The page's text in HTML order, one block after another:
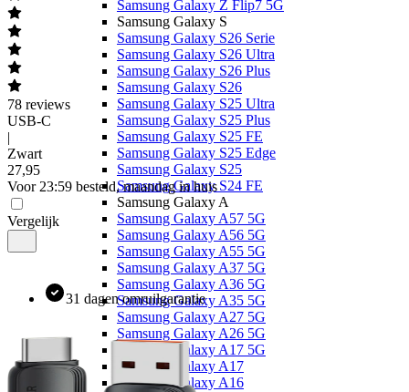
Samsung Galaxy Z Flip7 5G
Samsung Galaxy S
Samsung Galaxy S26 Serie
Samsung Galaxy S26 Ultra
Samsung Galaxy S26 Plus
Samsung Galaxy S26
Samsung Galaxy S25 Ultra
Samsung Galaxy S25 Plus
Samsung Galaxy S25 FE
Samsung Galaxy S25 Edge
Samsung Galaxy S25
Samsung Galaxy S24 FE
Samsung Galaxy A
Samsung Galaxy A57 5G
Samsung Galaxy A56 5G
Samsung Galaxy A55 5G
Samsung Galaxy A37 5G
Samsung Galaxy A36 5G
Samsung Galaxy A35 5G
Samsung Galaxy A27 5G
Samsung Galaxy A26 5G
Samsung Galaxy A17 5G
Samsung Galaxy A17
Samsung Galaxy A16
78 reviews
USB-C
|
Zwart
27,95
Voor 23:59 besteld, maandag in huis
Vergelijk
31 dagen omruilgarantie